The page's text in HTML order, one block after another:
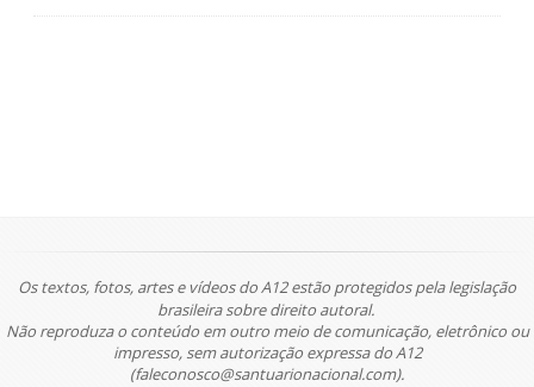
Os textos, fotos, artes e vídeos do A12 estão protegidos pela legislação
brasileira sobre direito autoral.
Não reproduza o conteúdo em outro meio de comunicação, eletrônico ou
impresso, sem autorização expressa do A12
(faleconosco@santuarionacional.com).